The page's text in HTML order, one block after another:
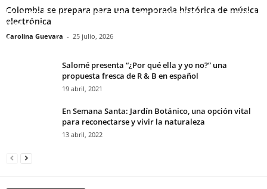
Colombia se prepara para una temporada histórica de música
electrónica
Carolina Guevara - 25 julio, 2026
Luister La Voz expresa sus sentimientos en su tema
‘Espacio’
Prensa de artistas 15 febrero, 2023
Salomé presenta “¿Por qué ella y yo no?” una
propuesta fresca de R & B en español
19 abril, 2021
En Semana Santa: Jardín Botánico, una opción vital
para reconectarse y vivir la naturaleza
13 abril, 2022